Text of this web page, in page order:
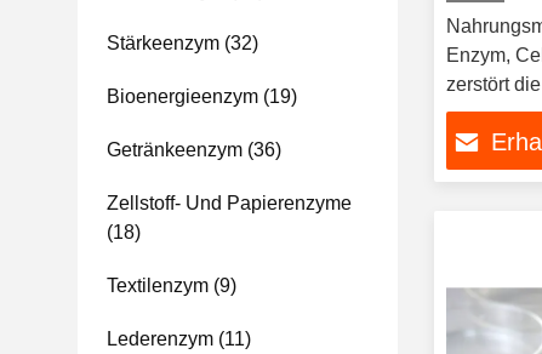
Stärkeenzym (32)
Bioenergieenzym (19)
Getränkeenzym (36)
Zellstoff- Und Papierenzyme
(18)
Textilenzym (9)
Lederenzym (11)
Enzym,
zerstört
erweicht